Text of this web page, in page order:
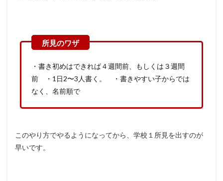
・書き初めはできれば４週間前、もしくは３週間
前 ・1日2〜3人書く。 ・書きやすい子からでは
なく、名前順で
このやり方でやるようになってから、学校１所見を出すのが
早いです。